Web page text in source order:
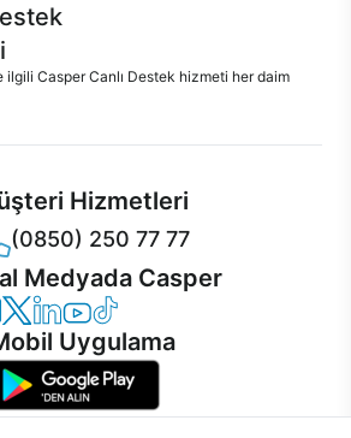
ilgili Casper Canlı Destek hizmeti her daim
Hizmetleri
(0850) 250 77 77
Medyada Casper
Facebook
Instagram
Casper Twitter
Casper LinkedIn
Casper YouTube
Casper TikTok
Uygulama